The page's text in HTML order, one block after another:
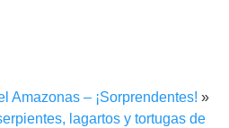
Amazonas – ¡Sorprendentes! »
lagartos y tortugas de